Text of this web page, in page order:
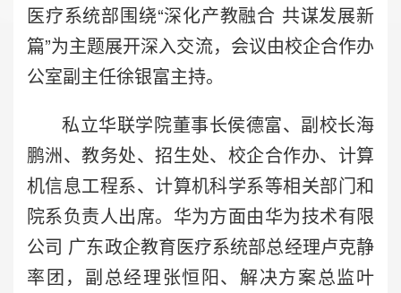
医疗系统部围绕“深化产教融合 共谋发展新
篇”为主题展开深入交流，会议由校企合作办
公室副主任徐银富主持。
私立华联学院董事长侯德富、副校长海
鹏洲、教务处、招生处、校企合作办、计算
机信息工程系、计算机科学系等相关部门和
院系负责人出席。华为方面由华为技术有限
公司 广东政企教育医疗系统部总经理卢克静
率团，副总经理张恒阳、解决方案总监叶